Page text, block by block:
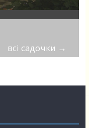
всі садочки →